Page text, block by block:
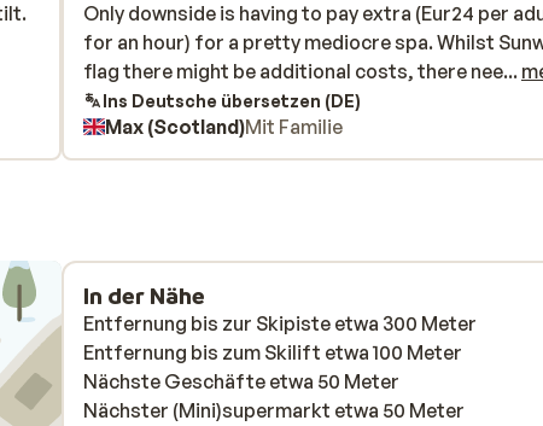
Only downside is having to pay extra (Eur24 per
for an hour) for a pretty mediocre spa. Whilst
flag there might be additional costs, there needs
more transparency here. Part of the reason for
booking a hotel with a swimming pool is so the kids
use it. But not at this price!
Only downside is having to pay extra (Eur24 per
for an hour) for a pretty mediocre spa. Whilst
flag there might be additional costs, there nee...
Ins Deutsche übersetzen (DE)
Max (Scotland)Mit Familie
In der Nähe
Entfernung bis zur Skipiste etwa 300 Meter
Entfernung bis zum Skilift etwa 100 Meter
Nächste Geschäfte etwa 50 Meter
Nächster (Mini)supermarkt etwa 50 Meter